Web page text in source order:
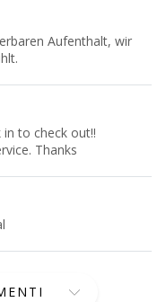
Aufenthalt, wir
to check out!!
Thanks